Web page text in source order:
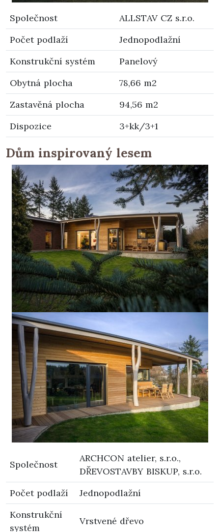
Společnost
ALLSTAV CZ s.r.o.
Počet podlaží
Jednopodlažní
Konstrukční systém
Panelový
Obytná plocha
78,66 m2
Zastavěná plocha
94,56 m2
Dispozice
3+kk/3+1
Dům inspirovaný lesem
Společnost
ARCHCON atelier, s.r.o.,
DŘEVOSTAVBY BISKUP, s.r.o.
Počet podlaží
Jednopodlažní
Konstrukční
systém
Vrstvené dřevo